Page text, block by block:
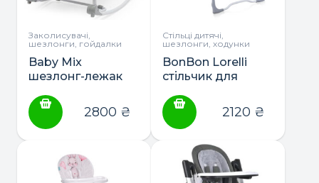
Заколисувачі,
шезлонги, гойдалки
Baby Mix
шезлонг-лежак
2800 ₴
Стільці дитячі,
шезлонги, ходунки
BonBon Lorelli
стільчик для
2120 ₴